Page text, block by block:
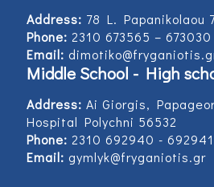
Address: 78 L. Papanikolaou
Phone: 2310 673565 – 673030
Email:
Middle School - High
Address: Ai Giorgis,
Hospital Polychni 56532
Phone: 2310 692940 - 692941
Email: gymlyk@fryganiotis.gr